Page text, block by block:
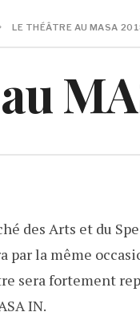
LE THÉÂTRE AU MASA
des Arts et du
par la même
sera fortement
IN.